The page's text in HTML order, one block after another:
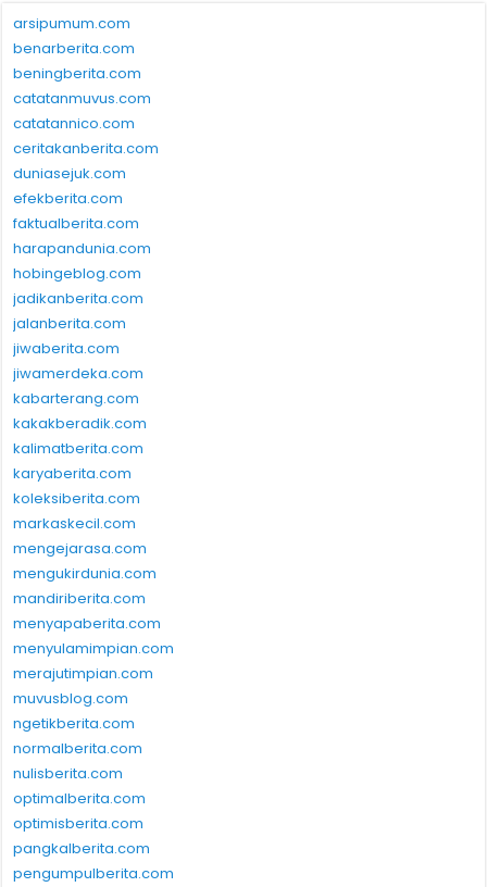
arsipumum.com
benarberita.com
beningberita.com
catatanmuvus.com
catatannico.com
ceritakanberita.com
duniasejuk.com
efekberita.com
faktualberita.com
harapandunia.com
hobingeblog.com
jadikanberita.com
jalanberita.com
jiwaberita.com
jiwamerdeka.com
kabarterang.com
kakakberadik.com
kalimatberita.com
karyaberita.com
koleksiberita.com
markaskecil.com
mengejarasa.com
mengukirdunia.com
mandiriberita.com
menyapaberita.com
menyulamimpian.com
merajutimpian.com
muvusblog.com
ngetikberita.com
normalberita.com
nulisberita.com
optimalberita.com
optimisberita.com
pangkalberita.com
pengumpulberita.com